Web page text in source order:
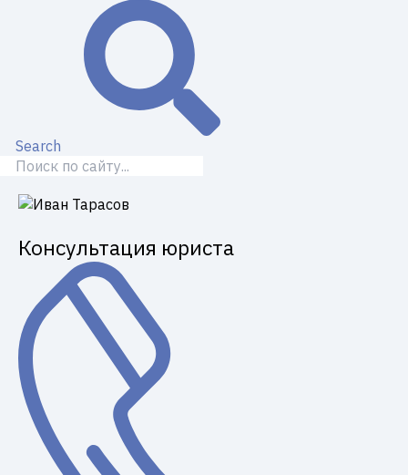
Search
Консультация юриста